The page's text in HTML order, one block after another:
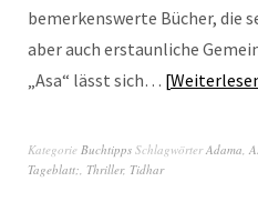
bemerkenswerte Bücher, die
aber auch erstaunliche
„Asa“ lässt sich…
Kategorie Buchtipps SchlagwörterAdama,
Tageblatt;, Thriller, Tidhar